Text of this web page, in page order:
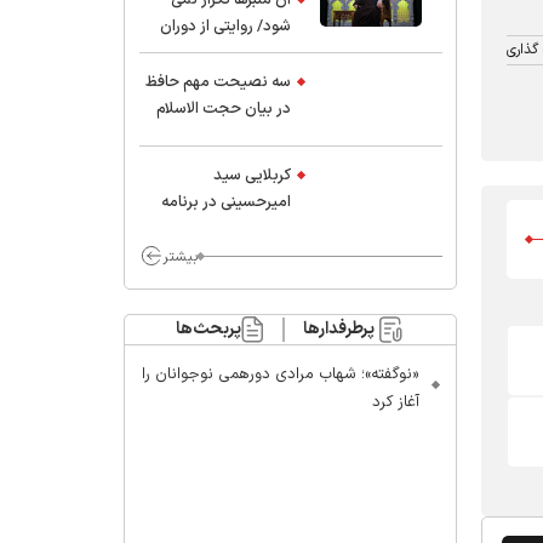
شود/ روایتی از دوران
کودکی و نوجوانی این
واعظ بزرگ و نویسنده و
پژوهشگر جهان اسلام
سه نصیحت مهم حافظ
در بیان حجت الاسلام
کربلایی سید
امیر‌حسینی در برنامه
محسن چاوشی چه
مراقب ماست/ مردم
دهن تفرقه افکنان بزنند
بیشتر
پرطرفدارها پربحث‌ها
«نوگفته»؛ شهاب مرادی دورهمی نوجوانان را
آغاز کرد